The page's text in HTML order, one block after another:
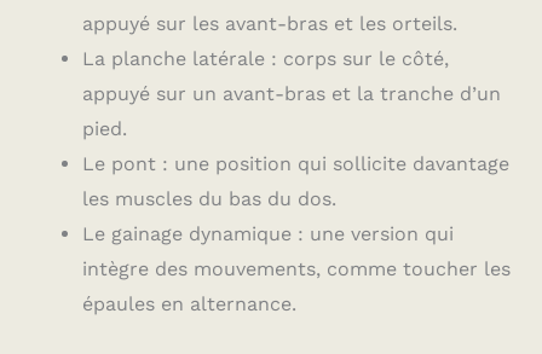
appuyé sur les avant-bras et les orteils.
La planche latérale : corps sur le côté,
appuyé sur un avant-bras et la tranche d’un
pied.
Le pont : une position qui sollicite davantage
les muscles du bas du dos.
Le gainage dynamique : une version qui
intègre des mouvements, comme toucher les
épaules en alternance.